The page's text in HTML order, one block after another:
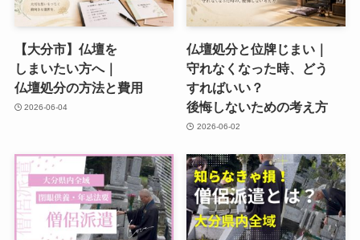
【大分市】仏壇を​
しまいたい方​へ​｜
仏壇処分の​方​法と​費用
2026-06-04
仏壇処分と​位牌じまい​｜
守れなくなった​時、​どう​
すれば​いい？​
後悔しないための​考え方
2026-06-02